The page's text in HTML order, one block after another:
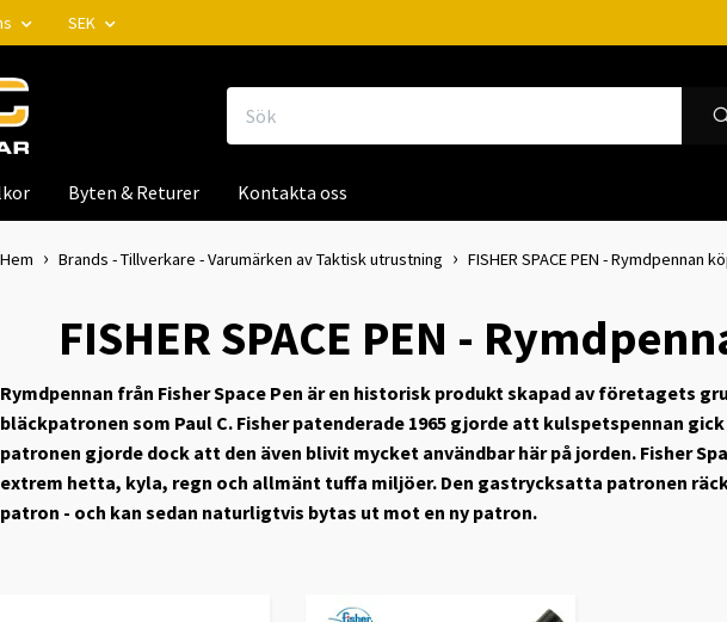
SEK
Byten & Returer Kontakta oss
Hem Brands - Tillverkare - Varumärken av Taktisk utrustning FISHER SPACE PEN - Rymdpennan
FISHER SPACE PEN -
Rymdpennan från Fisher Space Pen är en historisk produkt skapad av företagets
bläckpatronen som Paul C. Fisher patenderade 1965 gjorde att kulspetspennan
patronen gjorde dock att den även blivit mycket användbar här på jorden. Fisher
extrem hetta, kyla, regn och allmänt tuffa miljöer. Den gastrycksatta patronen
patron - och kan sedan naturligtvis bytas ut mot en ny patron.